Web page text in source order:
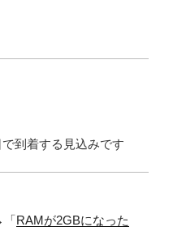
到着する見込みです
「RAMが2GBになった